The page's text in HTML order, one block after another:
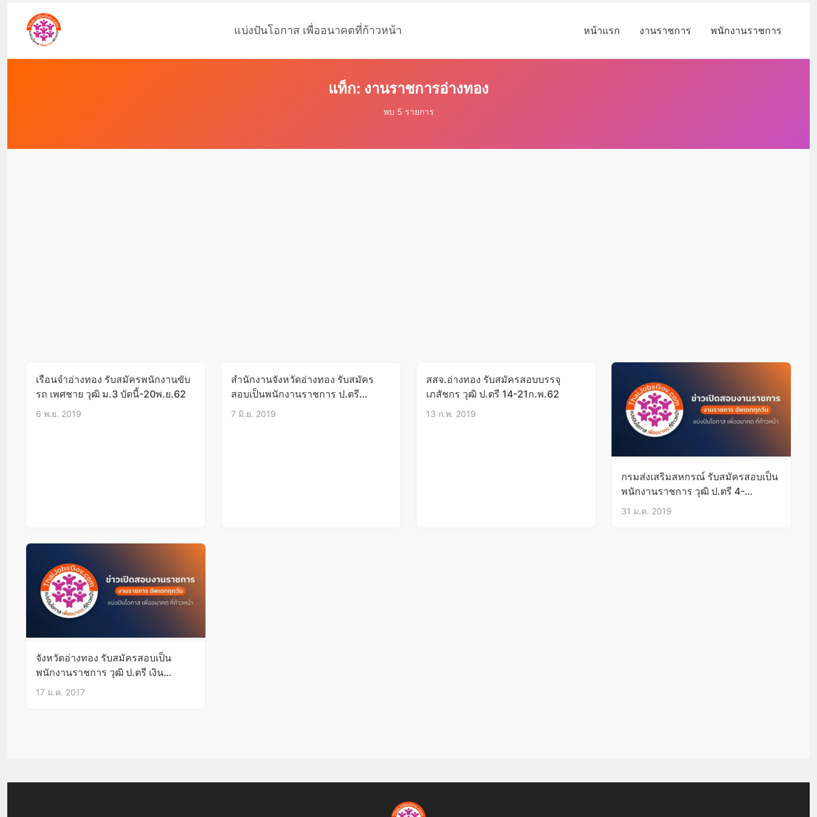
แบ่งปันโอกาส เพื่ออนาคตที่ก้าวหน้า หน้าแรก งานราชการ พนักงานราชการ
แท็ก: งานราชการอ่างทอง
พบ 5 รายการ
เรือนจำอ่างทอง รับสมัครพนักงานขับ
รถ เพศชาย วุฒิ ม.3 บัดนี้-20พ.ย.62
6 พ.ย. 2019
สำนักงานจังหวัดอ่างทอง รับสมัคร
สอบเป็นพนักงานราชการ ป.ตรี
สังคมศาสตร์ 20-26มิ.ย.62
7 มิ.ย. 2019
สสจ.อ่างทอง รับสมัครสอบบรรจุ
เภสัชกร วุฒิ ป.ตรี 14-21ก.พ.62
13 ก.พ. 2019
กรมส่งเสริมสหกรณ์ รับสมัครสอบเป็น
พนักงานราชการ วุฒิ ป.ตรี 4-
8ก.พ.62
31 ม.ค. 2019
จังหวัดอ่างทอง รับสมัครสอบเป็น
พนักงานราชการ วุฒิ ป.ตรี เงิน
เดือน18,000 19-25ม.ค.60
17 ม.ค. 2017